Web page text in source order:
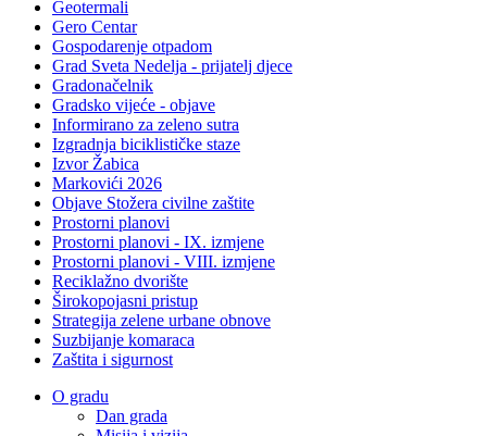
Geotermali
Gero Centar
Gospodarenje otpadom
Grad Sveta Nedelja - prijatelj djece
Gradonačelnik
Gradsko vijeće - objave
Informirano za zeleno sutra
Izgradnja biciklističke staze
Izvor Žabica
Markovići 2026
Objave Stožera civilne zaštite
Prostorni planovi
Prostorni planovi - IX. izmjene
Prostorni planovi - VIII. izmjene
Reciklažno dvorište
Širokopojasni pristup
Strategija zelene urbane obnove
Suzbijanje komaraca
Zaštita i sigurnost
O gradu
Dan grada